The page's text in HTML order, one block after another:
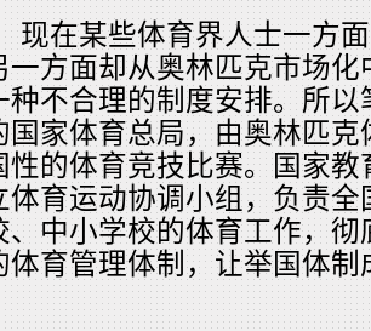
现在某些体育界人士一方
一方面却从奥林匹克市场
种不合理的制度安排。所
国家体育总局，由奥林匹
性的体育竞技比赛。国家
体育运动协调小组，负责
、中小学校的体育工作，
体育管理体制，让举国体制